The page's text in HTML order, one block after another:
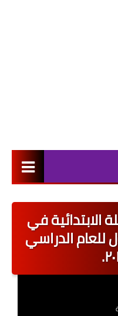
القطاع العام
القطاع الخاص
التعيينات
العقود والاجور اليومية
الابتدائية في
للعام الدراسي